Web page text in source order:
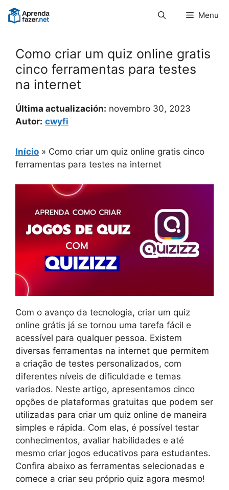
Pular
para
Menu
Como criar um quiz online gratis
cinco ferramentas para testes
na internet
Última actualización: novembro 30, 2023
Autor: cwyfi
Início » Como criar um quiz online gratis cinco
ferramentas para testes na internet
Com o avanço da tecnologia, criar um quiz
online grátis já se tornou uma tarefa fácil e
acessível para qualquer pessoa. Existem
diversas ferramentas na internet que permitem
a criação de testes personalizados, com
diferentes níveis de dificuldade e temas
variados. Neste artigo, apresentamos cinco
opções de plataformas gratuitas que podem ser
utilizadas para criar um quiz online de maneira
simples e rápida. Com elas, é possível testar
conhecimentos, avaliar habilidades e até
mesmo criar jogos educativos para estudantes.
Confira abaixo as ferramentas selecionadas e
comece a criar seu próprio quiz agora mesmo!